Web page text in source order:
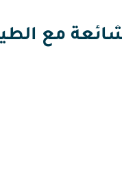
مع